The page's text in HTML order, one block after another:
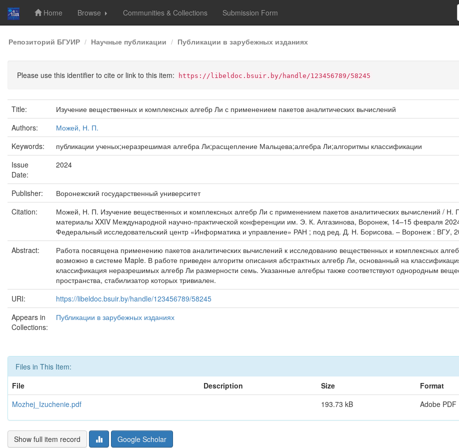
Skip
navigation
Home Browse Communities & Collections Submission Form
Репозиторий БГУИР Научные публикации Публикации в зарубежных изданиях
Please use this identifier to cite or link to this item: https://libeldoc.bsuir.by/handle/123456789/58245
Title:
Изучение вещественных и комплексных алгебр Ли с применением пакетов аналитических вычислений
Authors:
Можей, Н. П.
Keywords:
публикации ученых;неразрешимая алгебра Ли;расщепление Мальцева;алгебра Ли;алгоритмы классификации
Issue
Date:
2024
Publisher:
Воронежский государственный университет
Citation:
Можей, Н. П. Изучение вещественных и комплексных алгебр Ли с применением пакетов аналитических вычислений /
материалы XXIV Международной научно-практической конференции им. Э. К. Алгазинова, Воронеж, 14–15 февраля
Федеральный исследовательский центр «Информатика и управление» РАН ; под ред. Д. Н. Борисова. – Воронеж : ВГУ,
Abstract:
Работа посвящена применению пакетов аналитических вычислений к исследованию вещественных и комплексных
возможно в системе Maple. В работе приведен алгоритм описания абстрактных алгебр Ли, основанный на
классификация неразрешимых алгебр Ли размерности семь. Указанные алгебры также соответствуют однородным
пространства, стабилизатор которых тривиален.
URI:
https://libeldoc.bsuir.by/handle/123456789/58245
Appears in
Collections:
Публикации в зарубежных изданиях
Files in This Item:
File
Description Size
Format
Mozhej_Izuchenie.pdf
193.73 kB Adobe PDF
Show full item record Google Scholar